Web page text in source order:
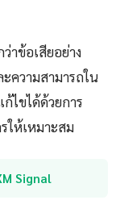
าข้อเสียอย่าง
ความสามารถใน
ไขได้ด้วยการ
ให้เหมาะสม
Signal